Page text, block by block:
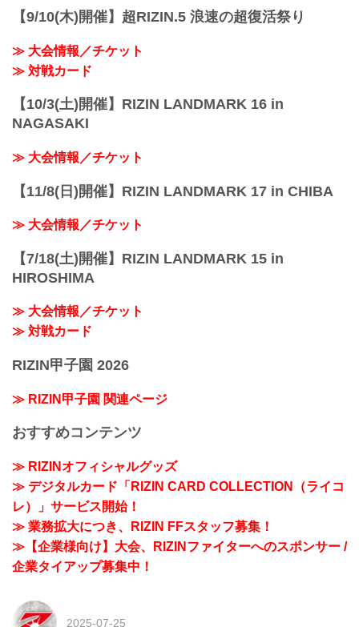
PPV販売スケジュール一...
【9/10(木)開催】超RIZIN.5 浪速の超復活祭り
≫ 大会情報／チケット
≫ 対戦カード
【10/3(土)開催】RIZIN LANDMARK 16 in
NAGASAKI
≫ 大会情報／チケット
【11/8(日)開催】RIZIN LANDMARK 17 in CHIBA
≫ 大会情報／チケット
【7/18(土)開催】RIZIN LANDMARK 15 in
HIROSHIMA
≫ 大会情報／チケット
≫ 対戦カード
RIZIN甲子園 2026
≫ RIZIN甲子園 関連ページ
おすすめコンテンツ
≫ RIZINオフィシャルグッズ
≫ デジタルカード「RIZIN CARD COLLECTION（ライコ
レ）」サービス開始！
≫ 業務拡大につき、RIZIN FFスタッフ募集！
≫【企業様向け】大会、RIZINファイターへのスポンサー /
企業タイアップ募集中！
2025-07-25